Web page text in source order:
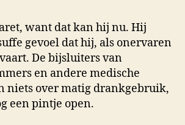
want dat kan hij nu. Hij
gevoel dat hij, als onervaren
De bijsluiters van
en andere medische
niets over matig drankgebruik,
een pintje open.